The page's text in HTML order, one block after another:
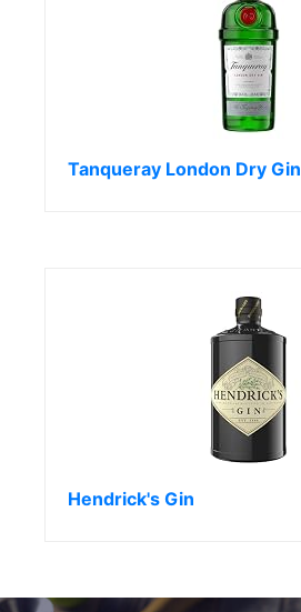
Tanqueray London Dry Gin
Hendrick's Gin